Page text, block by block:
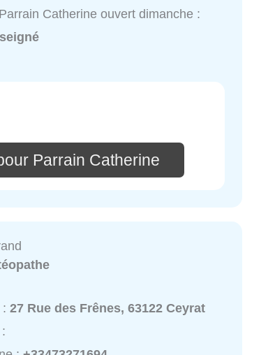
Catherine ouvert dimanche :
Parrain Catherine
:27 Rue des Frênes, 63122 Ceyrat